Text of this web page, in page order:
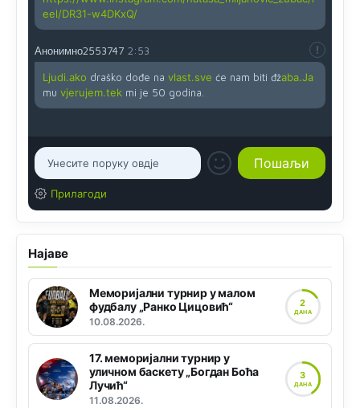
eel/DR31-w4DKxQ/
Анонимно2553747 2:53
Ljudi.ako draško dođe na vlast.sve će nam biti đžaba.Ja
mu vjerujem.tek mi je 50 godina.
Прилагоди
Најаве
Меморијални турнир у малом
фудбалу „Ранко Цицовић“
10.08.2026.
2
ДАНА
17. меморијални турнир у
уличном баскету „Богдан Боћа
Лучић“
11.08.2026.
3
ДАНА